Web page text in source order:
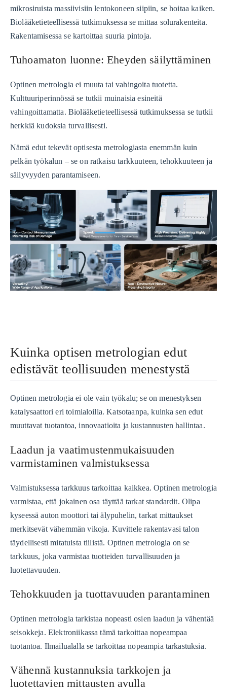
mikrosiruista massiivisiin lentokoneen siipiin, se hoitaa kaiken.
Biolääketieteellisessä tutkimuksessa se mittaa solurakenteita.
Rakentamisessa se kartoittaa suuria pintoja.
Tuhoamaton luonne: Eheyden säilyttäminen
Optinen metrologia ei muuta tai vahingoita tuotetta.
Kulttuuriperinnössä se tutkii muinaisia ​​esineitä
vahingoittamatta. Biolääketieteellisessä tutkimuksessa se tutkii
herkkiä kudoksia turvallisesti.
Nämä edut tekevät optisesta metrologiasta enemmän kuin
pelkän työkalun – se on ratkaisu tarkkuuteen, tehokkuuteen ja
säilyvyyden parantamiseen.
Kuinka optisen metrologian edut
edistävät teollisuuden menestystä
Optinen metrologia ei ole vain työkalu; se on menestyksen
katalysaattori eri toimialoilla. Katsotaanpa, kuinka sen edut
muuttavat tuotantoa, innovaatioita ja kustannusten hallintaa.
Laadun ja vaatimustenmukaisuuden
varmistaminen valmistuksessa
Valmistuksessa tarkkuus tarkoittaa kaikkea. Optinen metrologia
varmistaa, että jokainen osa täyttää tarkat standardit. Olipa
kyseessä auton moottori tai älypuhelin, tarkat mittaukset
merkitsevät vähemmän vikoja. Kuvittele rakentavasi talon
täydellisesti mitatuista tiilistä. Optinen metrologia on se
tarkkuus, joka varmistaa tuotteiden turvallisuuden ja
luotettavuuden.
Tehokkuuden ja tuottavuuden parantaminen
Optinen metrologia tarkistaa nopeasti osien laadun ja vähentää
seisokkeja. Elektroniikassa tämä tarkoittaa nopeampaa
tuotantoa. Ilmailualalla se tarkoittaa nopeampia tarkastuksia.
Vähennä kustannuksia tarkkojen ja
luotettavien mittausten avulla